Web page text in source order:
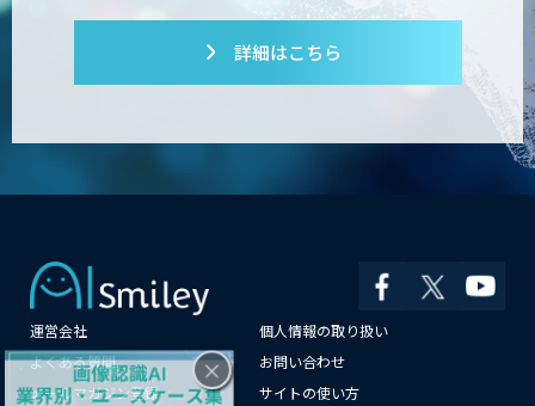
詳細はこちら
運営会社
個人情報の取り扱い
よくある質問
お問い合わせ
メールマガジン登録
サイトの使い方
×